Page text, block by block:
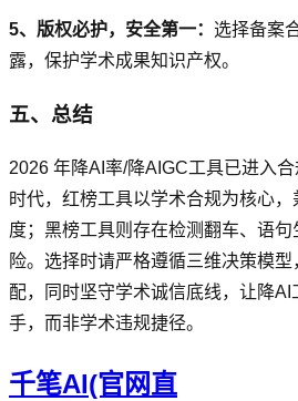
5、版权必护，安全第一： 选择备案
露，保护学术成果知识产权。
五、总结
2026 年降AI率/降AIGC工具已进入
时代，红榜工具以学术合规为核心
度；黑榜工具则存在检测翻车、语
险。选择时请严格遵循三维决策模
配，同时坚守学术诚信底线，让降
手，而非学术违规捷径。
千笔AI(官网直